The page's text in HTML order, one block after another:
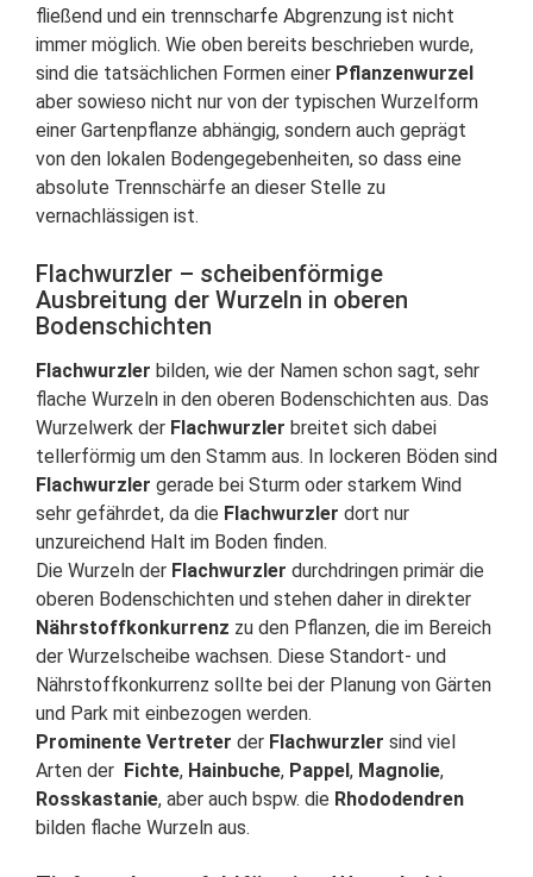
fließend und ein trennscharfe Abgrenzung ist nicht
immer möglich. Wie oben bereits beschrieben wurde,
sind die tatsächlichen Formen einer Pflanzenwurzel
aber sowieso nicht nur von der typischen Wurzelform
einer Gartenpflanze abhängig, sondern auch geprägt
von den lokalen Bodengegebenheiten, so dass eine
absolute Trennschärfe an dieser Stelle zu
vernachlässigen ist.
Flachwurzler – scheibenförmige
Ausbreitung der Wurzeln in oberen
Bodenschichten
Flachwurzler bilden, wie der Namen schon sagt, sehr
flache Wurzeln in den oberen Bodenschichten aus. Das
Wurzelwerk der Flachwurzler breitet sich dabei
tellerförmig um den Stamm aus. In lockeren Böden sind
Flachwurzler gerade bei Sturm oder starkem Wind
sehr gefährdet, da die Flachwurzler dort nur
unzureichend Halt im Boden finden.
Die Wurzeln der Flachwurzler durchdringen primär die
oberen Bodenschichten und stehen daher in direkter
Nährstoffkonkurrenz zu den Pflanzen, die im Bereich
der Wurzelscheibe wachsen. Diese Standort- und
Nährstoffkonkurrenz sollte bei der Planung von Gärten
und Park mit einbezogen werden.
Prominente Vertreter der Flachwurzler sind viel
Arten der Fichte, Hainbuche, Pappel, Magnolie,
Rosskastanie, aber auch bspw. die Rhododendren
bilden flache Wurzeln aus.